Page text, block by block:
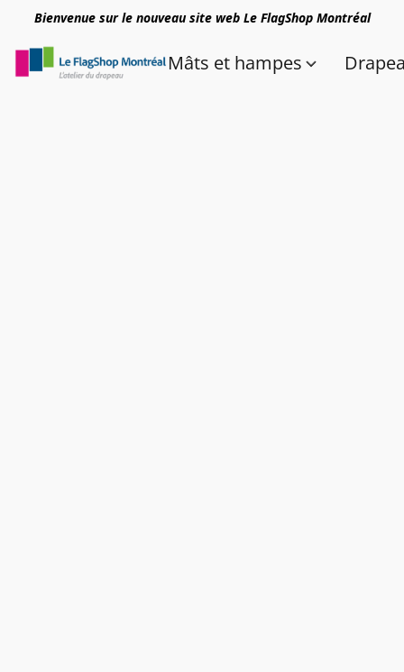
Bienvenue sur le nouveau site web Le FlagShop Montréal
Mâts et hampes